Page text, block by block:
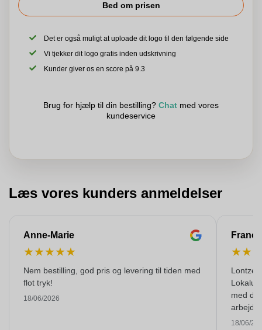
Bed om prisen
Det er også muligt at uploade dit logo til den følgende side
Vi tjekker dit logo gratis inden udskrivning
Kunder giver os en score på 9.3
Brug for hjælp til din bestilling? Chat med vores
kundeservice
Læs vores kunders anmeldelser
Anne-Marie
★★★★★
Nem bestilling, god pris og levering til tiden med
flot tryk!
18/06/2026
★★
med
arbejde
18/06/